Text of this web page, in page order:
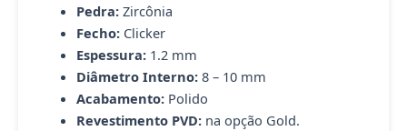
Pedra:Zircônia
Fecho:Clicker
Espessura:1.2 mm
Diâmetro Interno:8 – 10 mm
Acabamento:Polido
Revestimento PVD:na opção Gold.